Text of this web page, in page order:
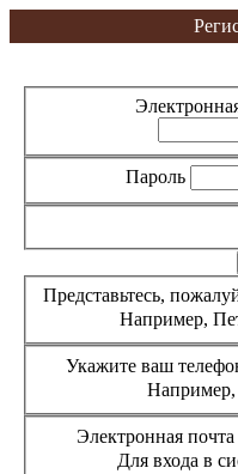
Пароль
Представьтесь,
Например,
Укажите ваш
Например,
Электронная почта
Для входа в